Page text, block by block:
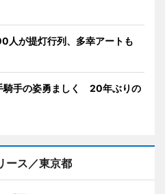
が提灯行列、多幸アートも
騎手の姿勇ましく 20年ぶりの
ース／東京都